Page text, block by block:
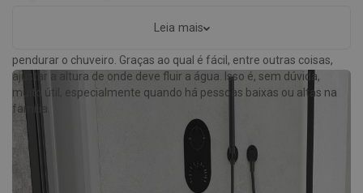
equipamentos de casa de banho, sobretudo pelo acabamento
pendurar o chuveiro. Graças ao qual é fácil, entre outras coisas,
ajustar a altura de onde deve fluir a água. Isso é, sem dúvida,
muito útil, especialmente quando há pessoas baixas ou altas na
família.
Leia mais